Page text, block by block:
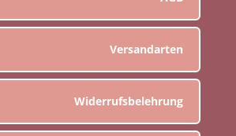
Versandarten
Widerrufsbelehrung